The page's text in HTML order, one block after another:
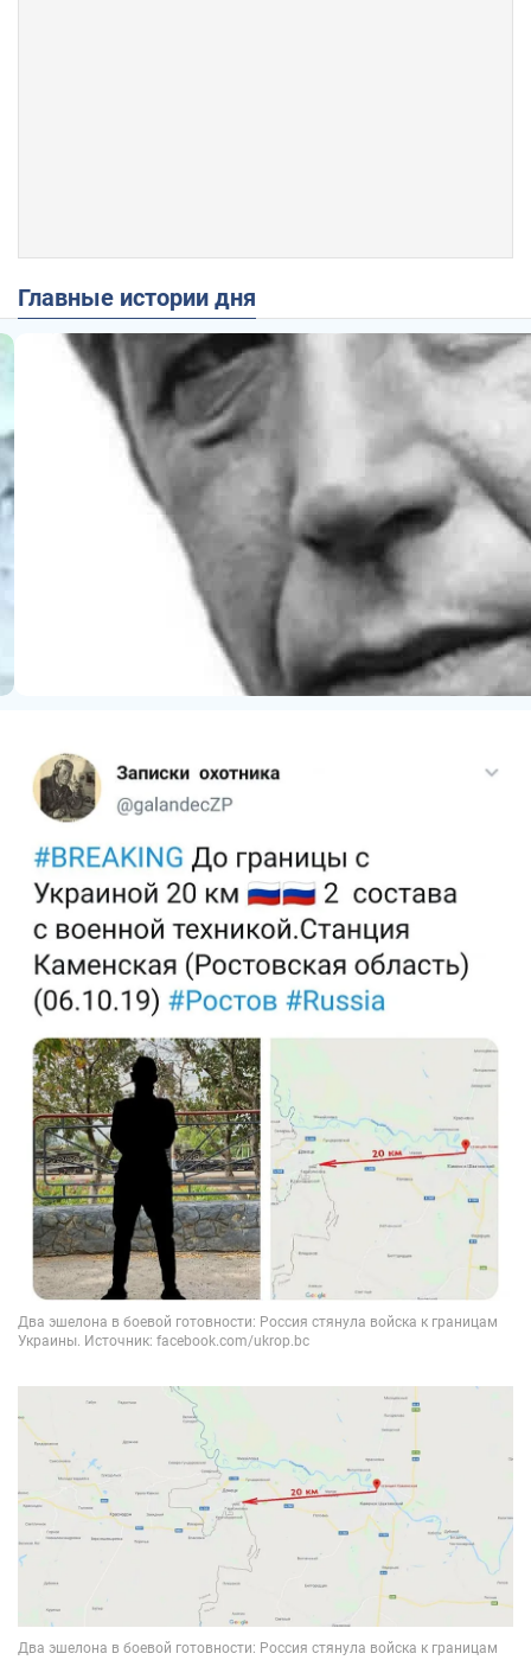
Главные истории дня